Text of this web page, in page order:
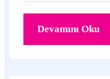
Devamını Oku